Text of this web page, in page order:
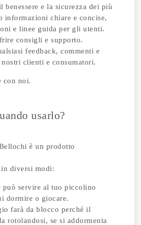
benessere e la sicurezza dei più
informazioni chiare e concise,
e linee guida per gli utenti.
consigli e supporto.
feedback, commenti e
clienti e consumatori.
con noi.
usarlo?
è un prodotto
in diversi modi:
può servire al tuo piccolino
dormire o giocare.
farà da blocco perché il
rotolandosi, se si addormenta